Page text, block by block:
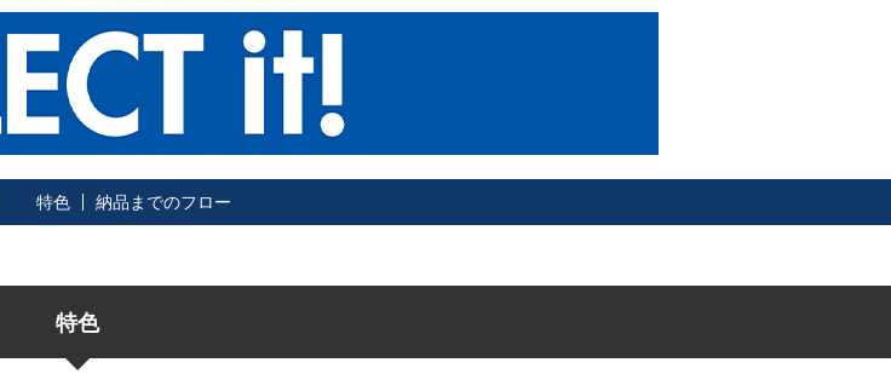
特色 納品までのフロー
特色